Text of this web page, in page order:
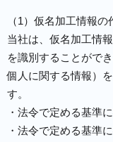
（1）仮名加工情報の
当社は、仮名加工情
を識別することがで
個人に関する情報）
す。
・法令で定める基準
・法令で定める基準